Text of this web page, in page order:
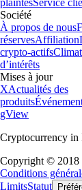
plaintesService
Société
À propos de nous
réservesAffiliation
crypto-actifsClimat
d’intérêts
Mises à jour
XActualités des
produits
gView
Cryptocurrency
Copyright © 2018
Conditions
LimitsStatut